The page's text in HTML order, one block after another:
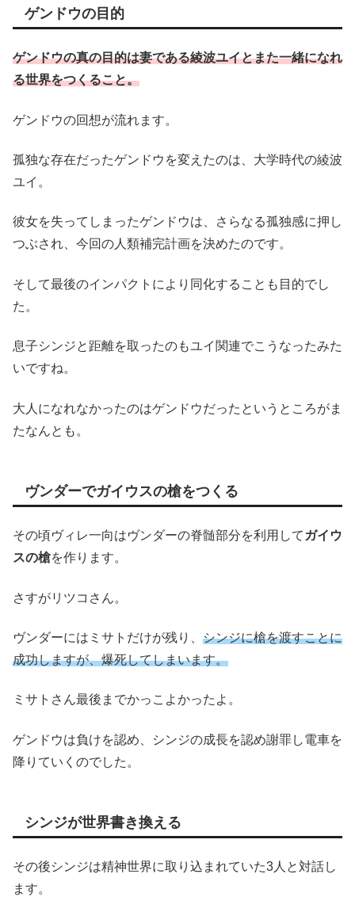
ゲンドウの目的
ゲンドウの真の目的は妻である綾波ユイとまた一緒になれ
る世界をつくること。
ゲンドウの回想が流れます。
孤独な存在だったゲンドウを変えたのは、大学時代の綾波
ユイ。
彼女を失ってしまったゲンドウは、さらなる孤独感に押し
つぶされ、今回の人類補完計画を決めたのです。
そして最後のインパクトにより同化することも目的でし
た。
息子シンジと距離を取ったのもユイ関連でこうなったみた
いですね。
大人になれなかったのはゲンドウだったというところがま
たなんとも。
ヴンダーでガイウスの槍をつくる
その頃ヴィレ一向はヴンダーの脊髄部分を利用して ガイウ
スの槍を作ります。
さすがリツコさん。
ヴンダーにはミサトだけが残り、 シンジに槍を渡すことに
成功しますが、爆死してしまいます。
ミサトさん最後までかっこよかったよ。
ゲンドウは負けを認め、シンジの成長を認め謝罪し電車を
降りていくのでした。
シンジが世界書き換える
その後シンジは精神世界に取り込まれていた3人と対話し
ます。